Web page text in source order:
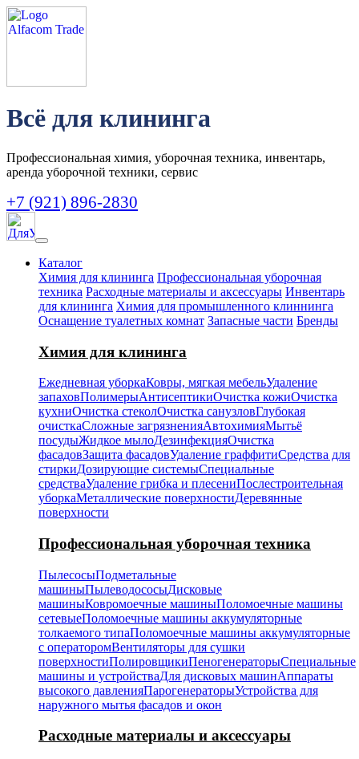
Всё для клининга
Профессиональная химия, уборочная техника, инвентарь,
аренда уборочной техники, сервис
+7 (921) 896-2830
Каталог
Химия для клининга Профессиональная уборочная
техника Расходные материалы и аксессуары Инвентарь
для клининга Химия для промышленного клиннинга
Оснащение туалетных комнат Запасные части Бренды
Химия для клининга
Ежедневная уборкаКовры, мягкая мебельУдаление
запаховПолимерыАнтисептикиОчистка кожиОчистка
кухниОчистка стеколОчистка санузловГлубокая
очисткаСложные загрязненияАвтохимияМытьё
посудыЖидкое мылоДезинфекцияОчистка
фасадовЗащита фасадовУдаление граффитиСредства для
стиркиДозирующие системыСпециальные
средстваУдаление грибка и плесениПослестроительная
уборкаМеталлические поверхностиДеревянные
поверхности
Профессиональная уборочная техника
ПылесосыПодметальные
машиныПылеводососыДисковые
машиныКовромоечные машиныПоломоечные машины
сетевыеПоломоечные машины аккумуляторные
толкаемого типаПоломоечные машины аккумуляторные
с операторомВентиляторы для сушки
поверхностиПолировщикиПеногенераторыСпециальные
машины и устройстваДля дисковых машинАппараты
высокого давленияПарогенераторыУстройства для
наружного мытья фасадов и окон
Расходные материалы и аксессуары